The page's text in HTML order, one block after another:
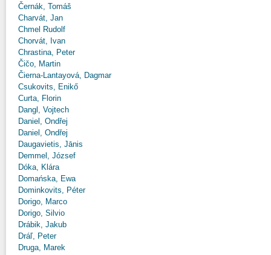
Černák, Tomáš
Charvát, Jan
Chmel Rudolf
Chorvát, Ivan
Chrastina, Peter
Čičo, Martin
Čierna-Lantayová, Dagmar
Csukovits, Enikő
Curta, Florin
Dangl, Vojtech
Daniel, Ondřej
Daniel, Ondřej
Daugavietis, Jānis
Demmel, József
Dóka, Klára
Domańska, Ewa
Dominkovits, Péter
Dorigo, Marco
Dorigo, Silvio
Drábik, Jakub
Dráľ, Peter
Druga, Marek